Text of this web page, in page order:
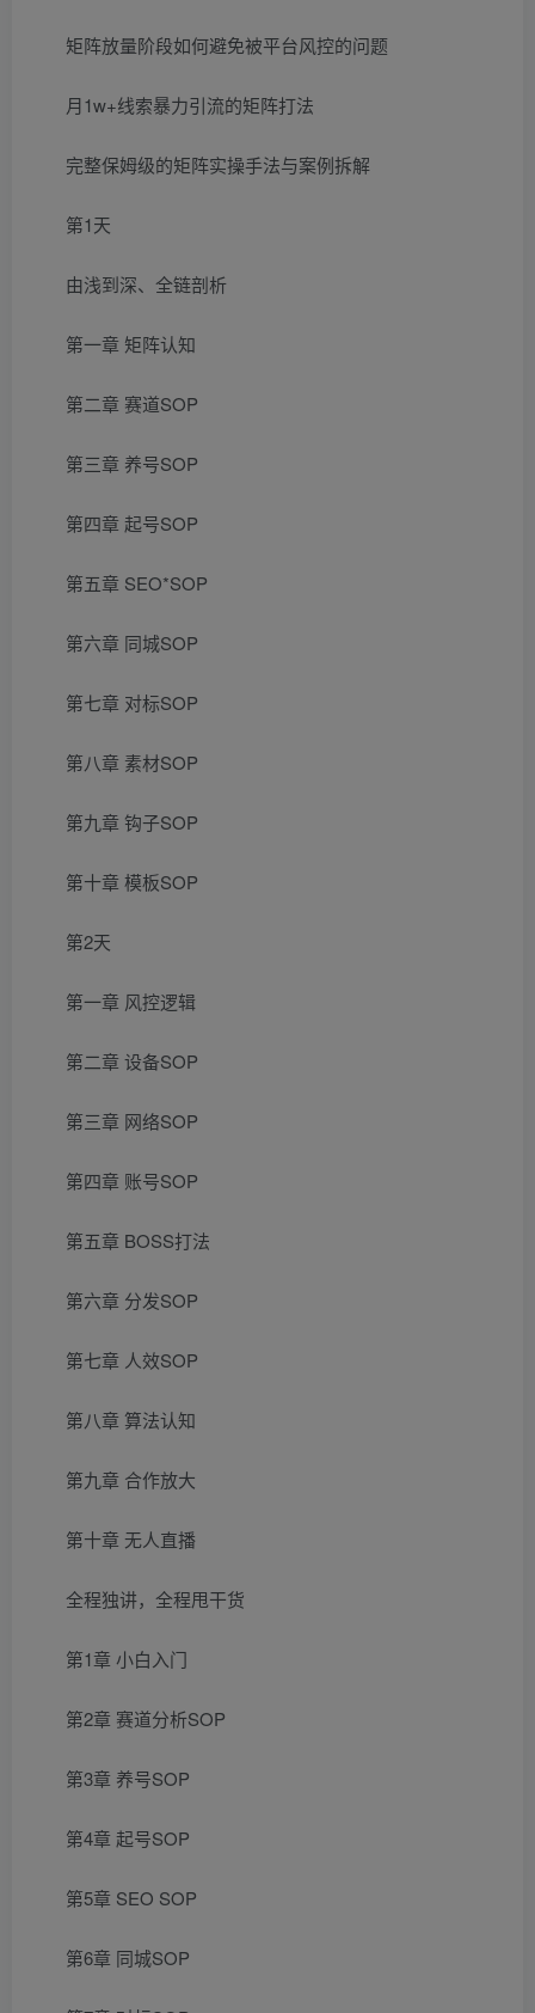
矩阵放量阶段如何避免被平台风控的问题
月1w+线索暴力引流的矩阵打法
完整保姆级的矩阵实操手法与案例拆解
第1天
由浅到深、全链剖析
第一章 矩阵认知
第二章 赛道SOP
第三章 养号SOP
第四章 起号SOP
第五章 SEO*SOP
第六章 同城SOP
第七章 对标SOP
第八章 素材SOP
第九章 钩子SOP
第十章 模板SOP
第2天
第一章 风控逻辑
第二章 设备SOP
第三章 网络SOP
第四章 账号SOP
第五章 BOSS打法
第六章 分发SOP
第七章 人效SOP
第八章 算法认知
第九章 合作放大
第十章 无人直播
全程独讲，全程甩干货
第1章 小白入门
第2章 赛道分析SOP
第3章 养号SOP
第4章 起号SOP
第5章 SEO SOP
第6章 同城SOP